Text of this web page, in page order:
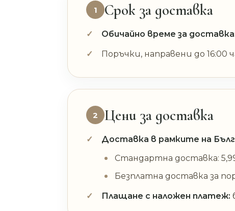
1 Срок за доставка
Обичайно време за
Поръчки, направени до
2 Цени за доставка
Доставка в рамките на
Стандартна доставка:
Безплатна доставка за
Плащане с наложен платеж: